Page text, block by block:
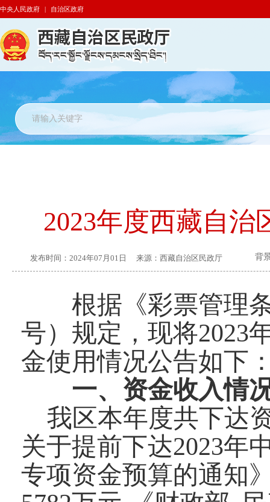
中央人民政府 | 自治区政府
2023年度西藏自
发布时间： 2024年07月01日 来源： 西藏自治区民政厅 背
根据《彩票管理条
号）规定，现将2023
金使用情况公告如下
一、资金收入情
我区本年度共下达
关于提前下达2023年
专项资金预算的通知